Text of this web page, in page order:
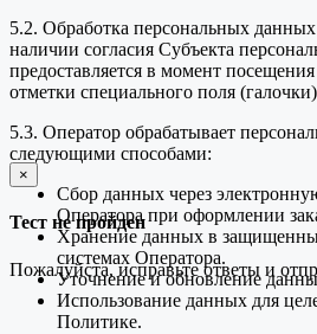
×
закрыть
Тест не пройден
Пожалуйста, исправьте ответы и
5.2. Обработка персональных
наличии согласия Субъекта
предоставляется в момент
отметки специального поля
5.3. Оператор обрабатывает
следующими способами:
Сбор данных через
Оператора при оформлении
Хранение данных в
системах Оператора.
Уточнение и обновление
Использование данных для
Политике.